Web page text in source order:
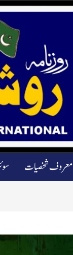
معروف شخصیات